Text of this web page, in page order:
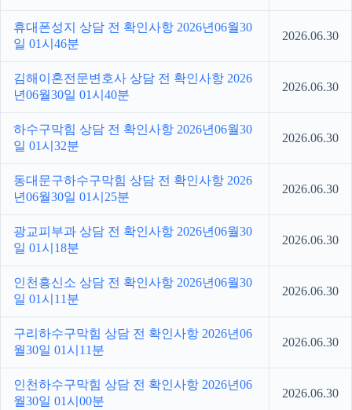
휴대폰성지 상담 전 확인사항 2026년06월30
일 01시46분
2026.06.30
김해이혼전문변호사 상담 전 확인사항 2026
년06월30일 01시40분
2026.06.30
하수구막힘 상담 전 확인사항 2026년06월30
일 01시32분
2026.06.30
동대문구하수구막힘 상담 전 확인사항 2026
년06월30일 01시25분
2026.06.30
광교피부과 상담 전 확인사항 2026년06월30
일 01시18분
2026.06.30
인천흥신소 상담 전 확인사항 2026년06월30
일 01시11분
2026.06.30
구리하수구막힘 상담 전 확인사항 2026년06
월30일 01시11분
2026.06.30
인천하수구막힘 상담 전 확인사항 2026년06
월30일 01시00분
2026.06.30